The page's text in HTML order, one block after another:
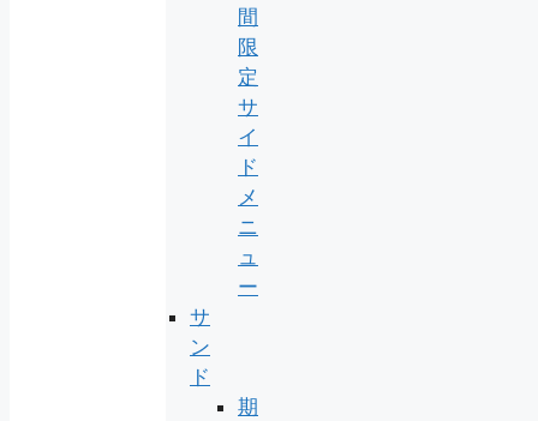
間
限
定
サ
イ
ド
メ
ニ
ュ
ー
サ
ン
ド
期